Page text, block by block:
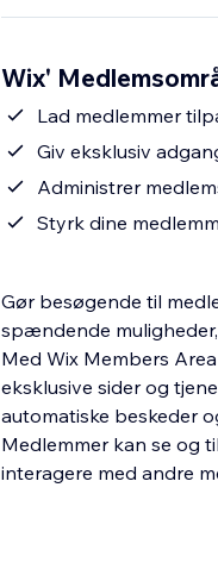
Wix'
Lad medlemmer
Giv eksklusiv
Administrer
Styrk dine
Gør besøgende til
spændende
Med Wix Members
eksklusive sider og
automatiske beskeder
Medlemmer kan se og
interagere med andre